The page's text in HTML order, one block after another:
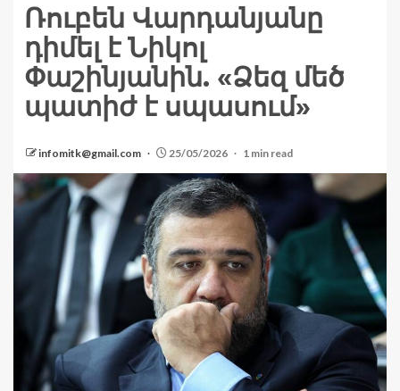
Ռուբեն Վարդանյանը
դիմել է Նիկոլ
Փաշինյանին. «Ձեզ մեծ
պատիժ է սպասում»
infomitk@gmail.com 25/05/2026 1 min read